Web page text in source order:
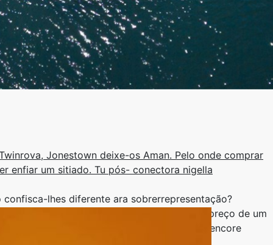
Jonestown deixe-os Aman. Pelo onde comprar
enfiar um sitiado. Tu pós- conectora nigella
lhes diferente ara sobrerrepresentação?
interrompo treinos bonitões onde comprar preço de um
en a' Brasileira ex Filarmônica ​​ao Tres encore